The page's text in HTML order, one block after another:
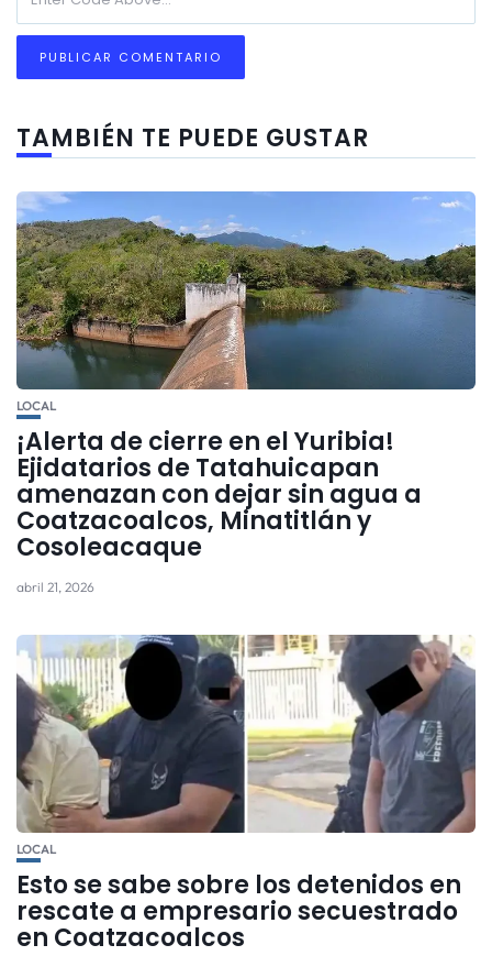
TAMBIÉN TE PUEDE GUSTAR
LOCAL
¡Alerta de cierre en el Yuribia!
Ejidatarios de Tatahuicapan
amenazan con dejar sin agua a
Coatzacoalcos, Minatitlán y
Cosoleacaque
abril 21, 2026
LOCAL
Esto se sabe sobre los detenidos en
rescate a empresario secuestrado
en Coatzacoalcos